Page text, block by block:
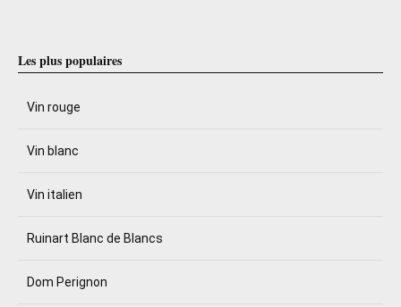
Les plus populaires
Vin rouge
Vin blanc
Vin italien
Ruinart Blanc de Blancs
Dom Perignon